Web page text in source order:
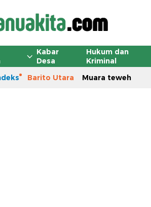
Kabar
Desa
Hukum dan
Kriminal
Barito Utara Muara teweh